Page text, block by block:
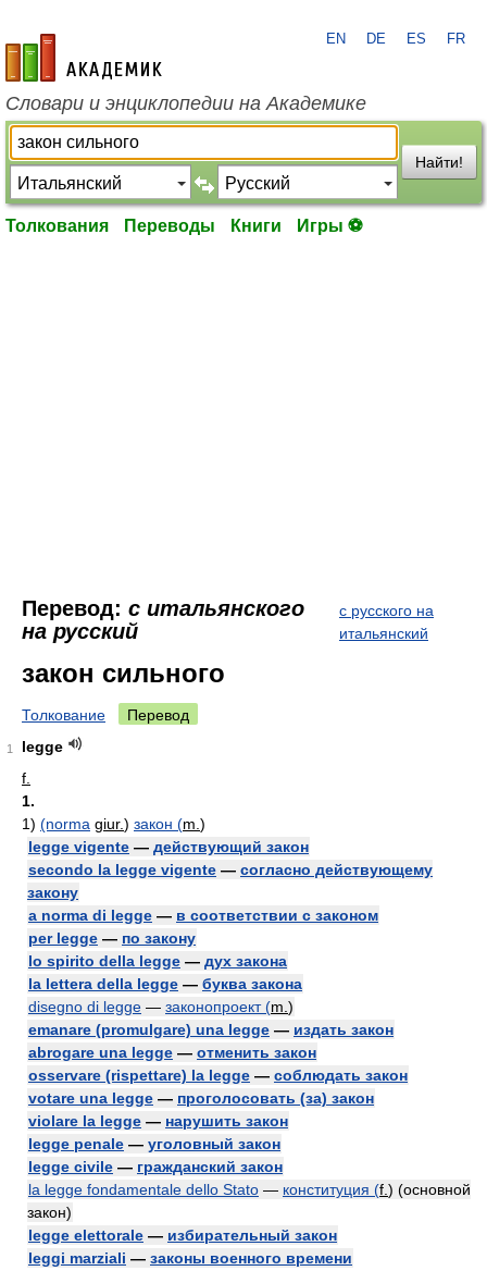
academic.ru
EN DE ES FR
Словари и энциклопедии на Академике
Найти!
Толкования Переводы Книги Игры ⚽
Перевод: с итальянского
на русский
с русского на
итальянский
закон сильного
Толкование Перевод
1
legge
f.
1.
1) (norma giur.) закон (m. )
legge vigente — действующий закон
secondo la legge vigente — согласно действующему
закону
a norma di legge — в соответствии с законом
per legge — по закону
lo spirito della legge — дух закона
la lettera della legge — буква закона
disegno di legge — законопроект (m. )
emanare (promulgare) una legge — издать закон
abrogare una legge — отменить закон
osservare (rispettare) la legge — соблюдать закон
votare una legge — проголосовать (за) закон
violare la legge — нарушить закон
legge penale — уголовный закон
legge civile — гражданский закон
la legge fondamentale dello Stato — конституция (f. ) (основной
закон)
legge elettorale — избирательный закон
leggi marziali — законы военного времени